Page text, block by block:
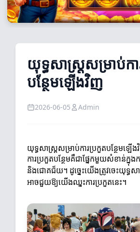
យុទ្ធសាស្ត្រសម្រាប់ក
បន្ថែមឡើងវិញ
2026-06-05 Admin
យុទ្ធសាស្ត្រសម្រាប់ការប្រកួតបន្ថែមឡើ
ការប្រកួតបន្ថែមគឺជាផ្នែកមួយសំខាន់ក្នុង
និងជោគជ័យ។ ដូច្នេះយើងត្រូវចេះយុទ្ធស
អាចជួយឱ្យយើងឈ្នះការប្រកួតនេះ។